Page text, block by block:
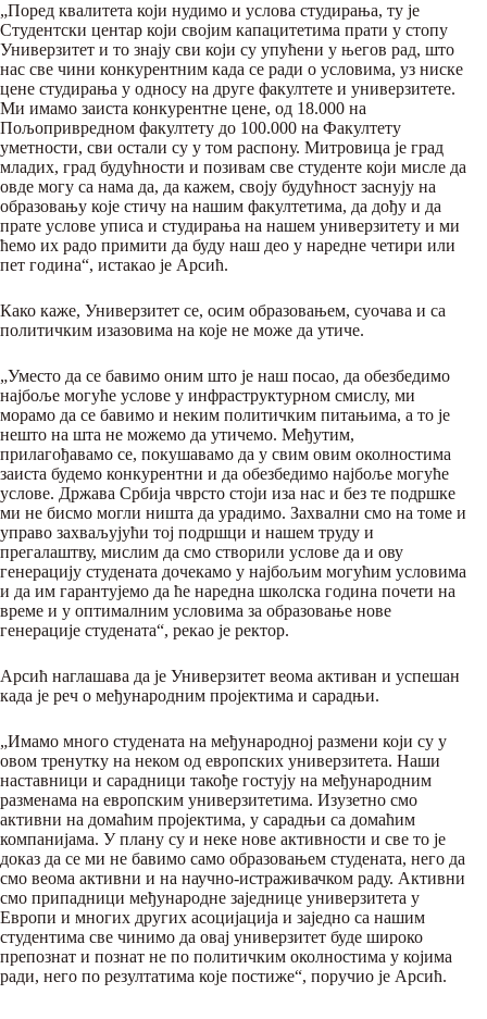
„Поред квалитета који нудимо и услова студирања, ту је
Студентски центар који својим капацитетима прати у стопу
Универзитет и то знају сви који су упућени у његов рад, што
нас све чини конкурентним када се ради о условима, уз ниске
цене студирања у односу на друге факултете и универзитете.
Ми имамо заиста конкурентне цене, од 18.000 на
Пољопривредном факултету до 100.000 на Факултету
уметности, сви остали су у том распону. Митровица је град
младих, град будућности и позивам све студенте који мисле да
овде могу са нама да, да кажем, своју будућност заснују на
образовању које стичу на нашим факултетима, да дођу и да
прате услове уписа и студирања на нашем универзитету и ми
ћемо их радо примити да буду наш део у наредне четири или
пет година“, истакао је Арсић.
Како каже, Универзитет се, осим образовањем, суочава и са
политичким изазовима на које не може да утиче.
„Уместо да се бавимо оним што је наш посао, да обезбедимо
најбоље могуће услове у инфраструктурном смислу, ми
морамо да се бавимо и неким политичким питањима, а то је
нешто на шта не можемо да утичемо. Међутим,
прилагођавамо се, покушавамо да у свим овим околностима
заиста будемо конкурентни и да обезбедимо најбоље могуће
услове. Држава Србија чврсто стоји иза нас и без те подршке
ми не бисмо могли ништа да урадимо. Захвални смо на томе и
управо захваљујући тој подршци и нашем труду и
прегалаштву, мислим да смо створили услове да и ову
генерацију студената дочекамо у најбољим могућим условима
и да им гарантујемо да ће наредна школска година почети на
време и у оптималним условима за образовање нове
генерације студената“, рекао је ректор.
Арсић наглашава да је Универзитет веома активан и успешан
када је реч о међународним пројектима и сарадњи.
„Имамо много студената на међународној размени који су у
овом тренутку на неком од европских универзитета. Наши
наставници и сарадници такође гостују на међународним
разменама на европским универзитетима. Изузетно смо
активни на домаћим пројектима, у сарадњи са домаћим
компанијама. У плану су и неке нове активности и све то је
доказ да се ми не бавимо само образовањем студената, него да
смо веома активни и на научно-истраживачком раду. Активни
смо припадници међународне заједнице универзитета у
Европи и многих других асоцијација и заједно са нашим
студентима све чинимо да овај универзитет буде широко
препознат и познат не по политичким околностима у којима
ради, него по резултатима које постиже“, поручио је Арсић.